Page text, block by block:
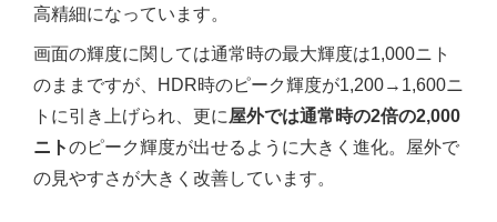
高精細になっています。
画面の輝度に関しては通常時の最大輝度は1,000ニト
のままですが、HDR時のピーク輝度が1,200→1,600ニ
トに引き上げられ、更に屋外では通常時の2倍の2,000
ニトのピーク輝度が出せるように大きく進化。屋外で
の見やすさが大きく改善しています。